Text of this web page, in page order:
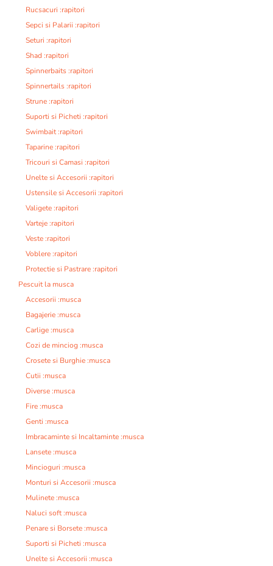
Rucsacuri :rapitori
Sepci si Palarii :rapitori
Seturi :rapitori
Shad :rapitori
Spinnerbaits :rapitori
Spinnertails :rapitori
Strune :rapitori
Suporti si Picheti :rapitori
Swimbait :rapitori
Taparine :rapitori
Tricouri si Camasi :rapitori
Unelte si Accesorii :rapitori
Ustensile si Accesorii :rapitori
Valigete :rapitori
Varteje :rapitori
Veste :rapitori
Voblere :rapitori
Protectie si Pastrare :rapitori
Pescuit la musca
Accesorii :musca
Bagajerie :musca
Carlige :musca
Cozi de minciog :musca
Crosete si Burghie :musca
Cutii :musca
Diverse :musca
Fire :musca
Genti :musca
Imbracaminte si Incaltaminte :musca
Lansete :musca
Mincioguri :musca
Monturi si Accesorii :musca
Mulinete :musca
Naluci soft :musca
Penare si Borsete :musca
Suporti si Picheti :musca
Unelte si Accesorii :musca